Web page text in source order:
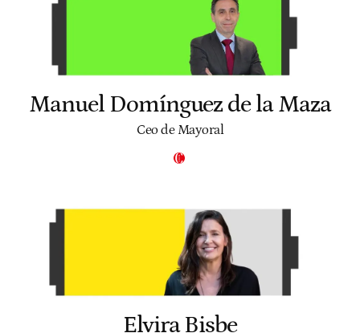
Manuel Domínguez de la Maza
Ceo de Mayoral
Elvira Bisbe